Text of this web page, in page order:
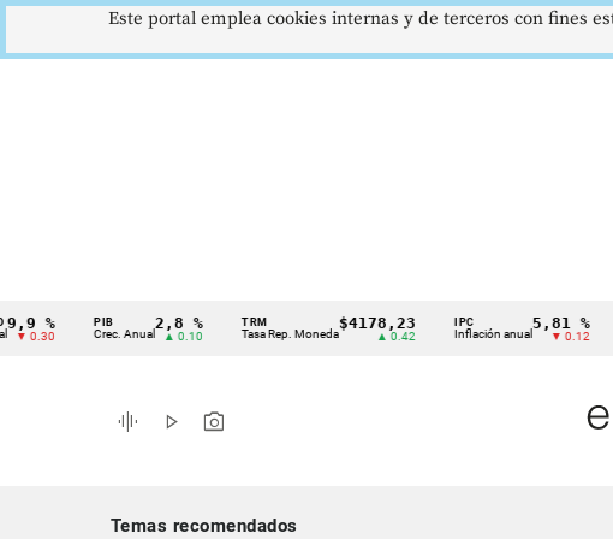
Cintillo
indicadores
económicos
PIB
Crec. Anual
2,8 %
▲ 0.10
TRM
Tasa Rep. Moneda
$4178,23
▲ 0.42
IPC
Inflación anual
5,81 %
▼ 0.12
DTF
Dep.
graphic_eq play_arrow photo_camera
Temas recomendados
Este portal emplea cookies internas y de terceros con fines